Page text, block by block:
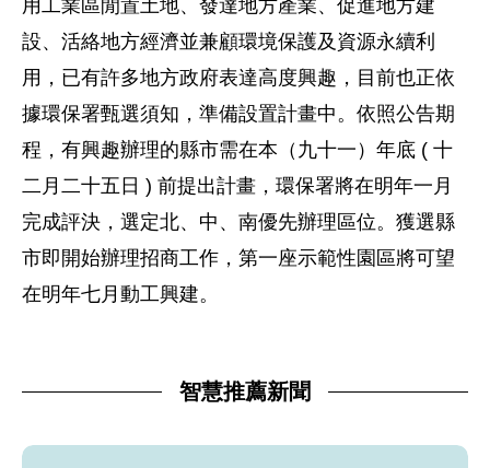
用工業區閒置土地、發達地方產業、促進地方建
設、活絡地方經濟並兼顧環境保護及資源永續利
用，已有許多地方政府表達高度興趣，目前也正依
據環保署甄選須知，準備設置計畫中。依照公告期
程，有興趣辦理的縣市需在本（九十一）年底 ( 十
二月二十五日 ) 前提出計畫，環保署將在明年一月
完成評決，選定北、中、南優先辦理區位。獲選縣
市即開始辦理招商工作，第一座示範性園區將可望
在明年七月動工興建。
智慧推薦新聞